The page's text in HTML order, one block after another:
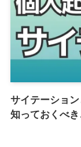
サイテーショ
知っておくべ